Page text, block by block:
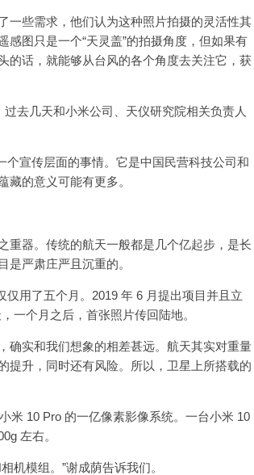
些需求，他们认为这种照片拍摄的灵活性其
图只是一个“天灵盖”的拍摄角度，但如果有
的话，就能够从台风的各个角度去关注它，获
去几天和小米公司、天仪研究院相关负责人
宣传层面的事情。它是中国民营科技公司和
藏的意义可能有更多。
器。传统的航天一般都是几个亿起步，是长
是严肃庄严且沉重的。
用了五个月。2019 年 6 月提出项目并且立
一个月之后，首张照片传回陆地。
实和我们想象的相差甚远。航天其实对重量
升，同时还有风险。所以，卫星上所搭载的
10 Pro 的一亿像素影像系统。一台小米 10
左右。
模组。”谢成荫告诉我们。